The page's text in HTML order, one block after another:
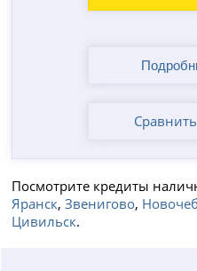
Посмотрите кредиты
Яранск,Звенигово,
Цивильск.